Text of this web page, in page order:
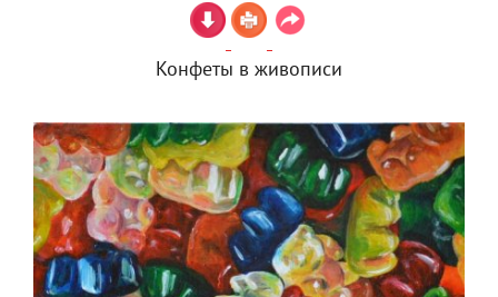
Конфеты в живописи